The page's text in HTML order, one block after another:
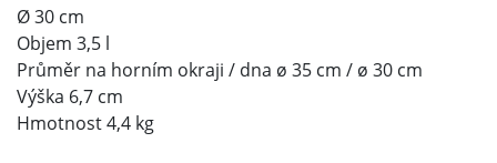
Ø 30 cm
Objem 3,5 l
Průměr na horním okraji / dna ø 35 cm / ø 30 cm
Výška 6,7 cm
Hmotnost 4,4 kg